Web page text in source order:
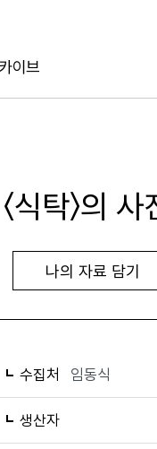
이브
탁〉의 사
나의 자료 담기
수집처 임동식
생산자